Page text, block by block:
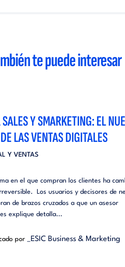
te puede interesar
Y SMARKETING: EL
LAS VENTAS DIGITALES
Y VENTAS
en el que compran los clientes ha
Los usuarios y decisores de
de brazos cruzados a que un asesor
explique detalla...
por
_ESIC Business & Marketing